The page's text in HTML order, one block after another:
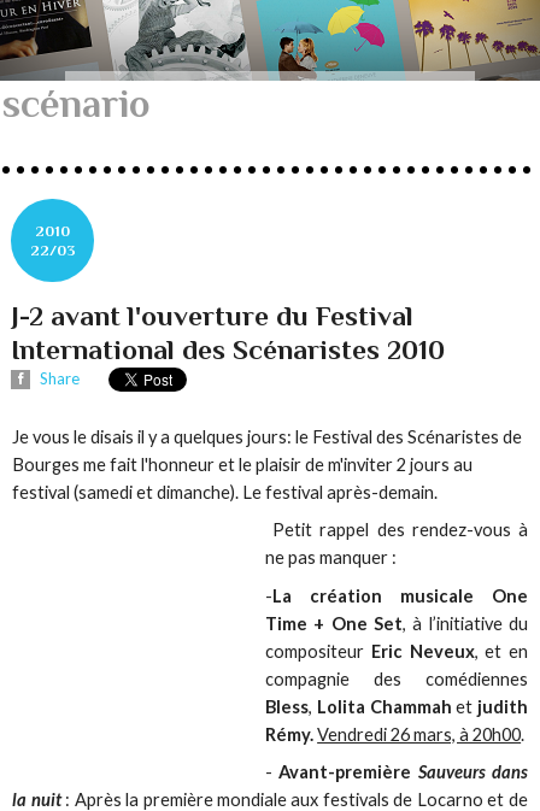
scénario
2010
22/03
J-2 avant l'ouverture du Festival
International des Scénaristes 2010
Share
Je vous le disais il y a quelques jours: le Festival des Scénaristes de
Bourges me fait l'honneur et le plaisir de m'inviter 2 jours au
festival (samedi et dimanche). Le festival après-demain.
Petit rappel des rendez-vous à
ne pas manquer :
-La création musicale
One
Time + One Set, à l’initiative du
compositeur Eric Neveux, et en
compagnie des comédiennes
Bless, Lolita Chammah et judith
Rémy.Vendredi 26 mars, à 20h00.
-Avant-première Sauveurs dans
la nuit: Après la première mondiale aux festivals de Locarno et de